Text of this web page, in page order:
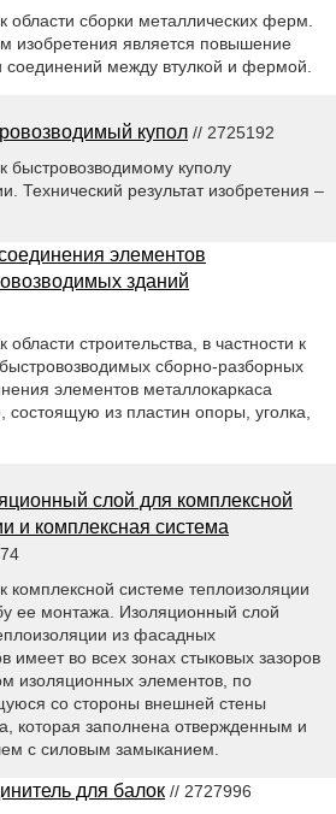
области сборки металлических ферм.
изобретения является повышение
соединений между втулкой и фермой.
купол // 2725192
быстровозводимому куполу
Технический результат изобретения –
элементов
зданий
области строительства, в частности к
сборно-разборных
элементов металлокаркаса
состоящую из пластин опоры, уголка,
слой для комплексной
и комплексная система
комплексной системе теплоизоляции
ее монтажа. Изоляционный слой
из фасадных
имеет во всех зонах стыковых зазоров
изоляционных элементов, по
со стороны внешней стены
которая заполнена отвержденным и
с силовым замыканием.
для балок // 2727996